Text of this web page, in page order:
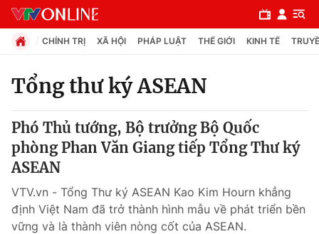
Chuyên mục
Chính trị
Pháp luật
CHÍNH TRỊ XÃ HỘI PHÁP LUẬT THẾ GIỚI KINH TẾ
Tổng thư ký ASEAN
Phó Thủ tướng, Bộ trưởng Bộ Quốc
phòng Phan Văn Giang tiếp Tổng Thư ký
ASEAN
VTV.vn - Tổng Thư ký ASEAN Kao Kim Hourn khẳng
định Việt Nam đã trở thành hình mẫu về phát triển bền
vững và là thành viên nòng cốt của ASEAN.